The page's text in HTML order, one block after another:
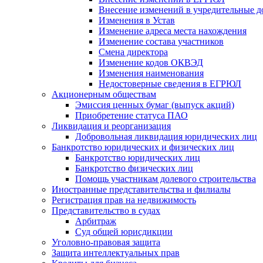
Внесение изменений в учредительные
Изменения в Устав
Изменение адреса места нахождения
Изменение состава участников
Смена директора
Изменение кодов ОКВЭД
Изменения наименования
Недостоверные сведения в ЕГРЮЛ
Акционерным обществам
Эмиссия ценных бумаг (выпуск акций)
Приобретение статуса ПАО
Ликвидация и реорганизация
Добровольная ликвидация юридических лиц
Банкротство юридических и физических лиц
Банкротство юридических лиц
Банкротство физических лиц
Помощь участникам долевого строительства
Иностранные представительства и филиалы
Регистрация прав на недвижимость
Представительство в судах
Арбитраж
Суд общей юрисдикции
Уголовно-правовая защита
Защита интеллектуальных прав